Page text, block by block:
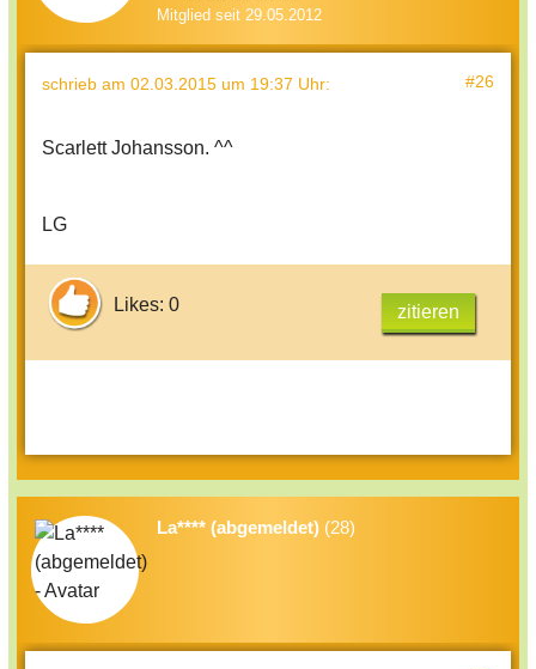
Mitglied seit 29.05.2012
schrieb am 02.03.2015 um 19:37 Uhr: #26
Scarlett Johansson. ^^
LG
Likes: 0 zitieren
La**** (abgemeldet) (28)